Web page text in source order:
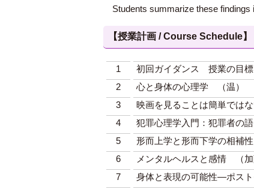
Students summarize these
【授業計画 / Course Schedule】
1
初回ガイダンス 授業の目
2
心と身体の心理学 （温）
3
映画を見ることは簡単では
4
犯罪心理学入門：犯罪者の
5
形而上学と形而下学の相補
6
メンタルヘルスと感情 （加
7
身体と表現の可能性―ポス